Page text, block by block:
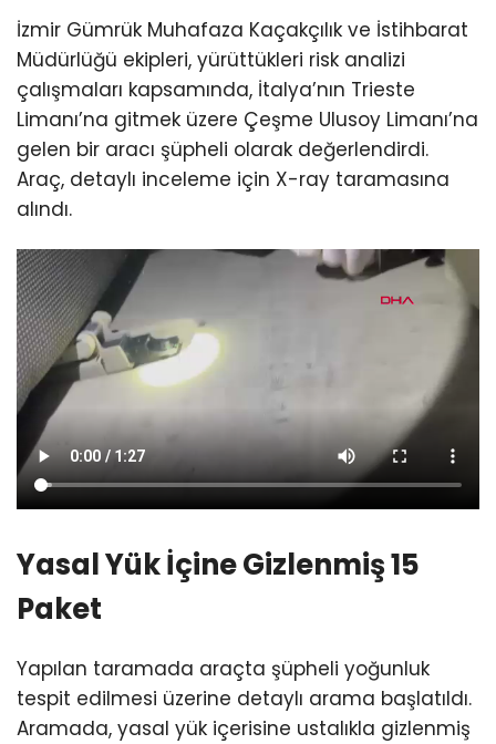
İzmir Gümrük Muhafaza Kaçakçılık ve İstihbarat
Müdürlüğü ekipleri, yürüttükleri risk analizi
çalışmaları kapsamında, İtalya’nın Trieste
Limanı’na gitmek üzere Çeşme Ulusoy Limanı’na
gelen bir aracı şüpheli olarak değerlendirdi.
Araç, detaylı inceleme için X-ray taramasına
alındı.
Yasal Yük İçine Gizlenmiş 15
Paket
Yapılan taramada araçta şüpheli yoğunluk
tespit edilmesi üzerine detaylı arama başlatıldı.
Aramada, yasal yük içerisine ustalıkla gizlenmiş